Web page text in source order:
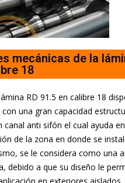
mecánicas de la
18
RD 91.5 en calibre 18
una gran capacidad
canal anti sifón el cual ayuda
de la zona en donde se
se le considera como una
debido a que su diseño le